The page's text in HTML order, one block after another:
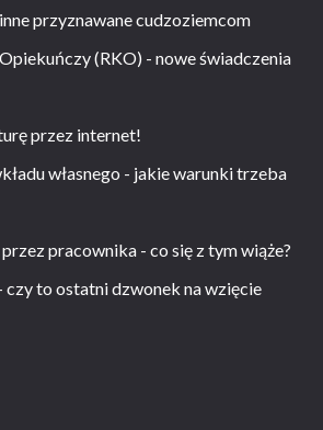
przyznawane cudzoziemcom
(RKO) - nowe świadczenia
przez internet!
własnego - jakie warunki trzeba
pracownika - co się z tym wiąże?
czy to ostatni dzwonek na wzięcie